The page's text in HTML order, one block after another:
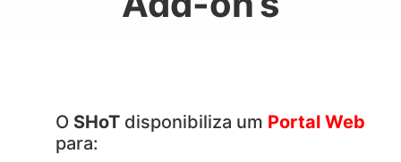
O SHoT disponibiliza um Portal Web
para: